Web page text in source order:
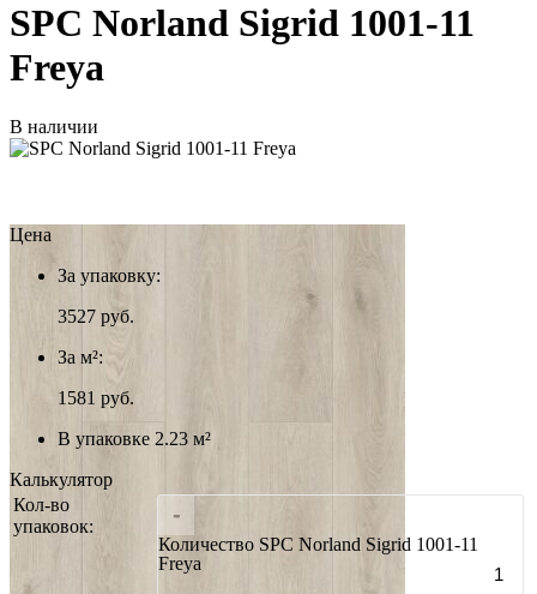
SPC Norland Sigrid 1001-11
Freya
В наличии
Цена
За упаковку:
3527 руб.
За м²:
1581 руб.
В упаковке 2.23 м²
Калькулятор
Кол-во
упаковок:
-
Количество SPC Norland Sigrid 1001-11
Freya